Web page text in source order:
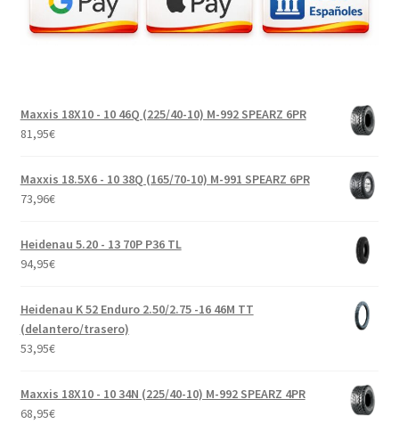
Maxxis 18X10 - 10 46Q (225/40-10) M-992 SPEARZ 6PR
81,95€
Maxxis 18.5X6 - 10 38Q (165/70-10) M-991 SPEARZ 6PR
73,96€
Heidenau 5.20 - 13 70P P36 TL
94,95€
Heidenau K 52 Enduro 2.50/2.75 -16 46M TT
(delantero/trasero)
53,95€
Maxxis 18X10 - 10 34N (225/40-10) M-992 SPEARZ 4PR
68,95€